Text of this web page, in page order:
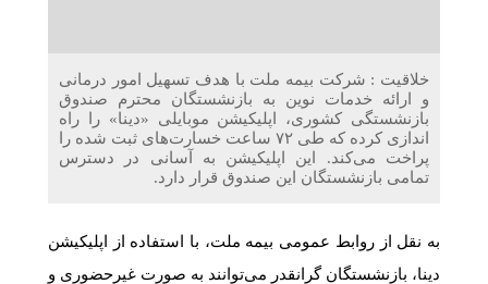
خلاقیت : شرکت بیمه ملت با هدف تسهیل امور درمانی
و ارائه خدمات نوین به بازنشستگان محترم صندوق
بازنشستگی کشوری، اپلیکیشن موبایلی «دینا» را راه
اندازی کرده که طی ۷۲ ساعت خسارت‌های ثبت شده را
پراخت می‌کند. این اپلیکیشن به آسانی در دسترس
تمامی بازنشستگان این صندوق قرار دارد.
به نقل از روابط عمومی بیمه ملت، با استفاده از اپلیکیشن
دینا، بازنشستگان گرانقدر می‌توانند به صورت غیرحضوری و